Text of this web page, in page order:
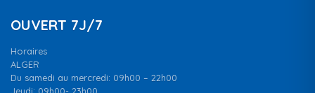
OUVERT 7J/7
Horaires
ALGER
Du samedi au mercredi: 09h00 – 22h00